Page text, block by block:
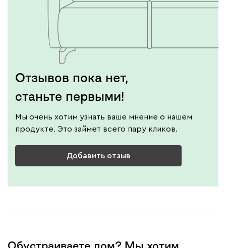
Отзывов пока нет,
станьте первыми!
Мы очень хотим узнать ваше мнение о нашем
продукте. Это займет всего пару кликов.
Добавить отзыв
Обустраиваете дом? Мы хотим